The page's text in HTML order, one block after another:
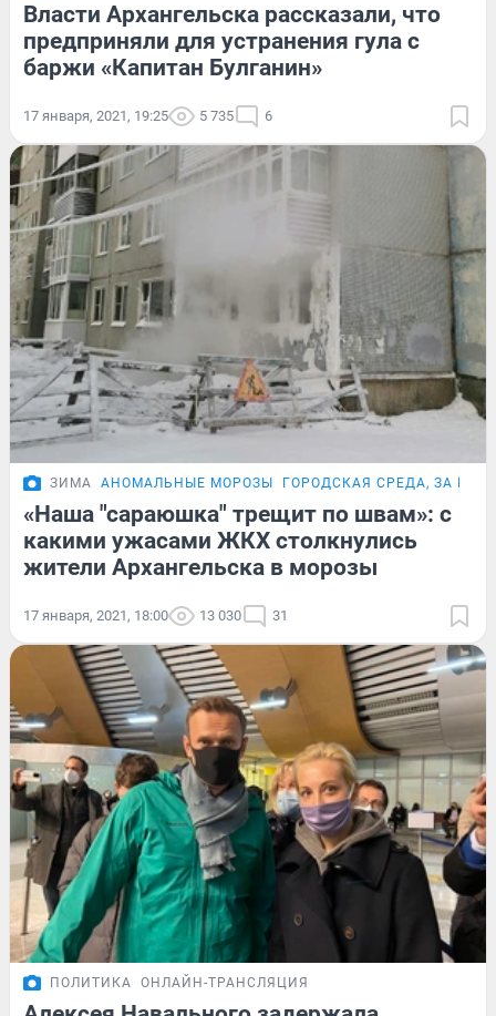
Власти Архангельска рассказали, что
предприняли для устранения гула с
баржи «Капитан Булганин»
17 января, 2021, 19:25 5 735 6
ЗИМА АНОМАЛЬНЫЕ МОРОЗЫ ГОРОДСКАЯ СРЕДА, ЗА
«Наша "сараюшка" трещит по швам»: с
какими ужасами ЖКХ столкнулись
жители Архангельска в морозы
17 января, 2021, 18:00 13 030 31
ПОЛИТИКА ОНЛАЙН-ТРАНСЛЯЦИЯ